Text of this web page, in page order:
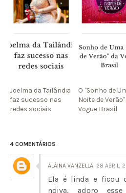
Joelma da Tailândia
faz sucesso nas
redes sociais
O "Sonho de
Noite de
Vogue Brasil
4 COMENTÁRIOS
ALÁINA VANZELLA 28 ABRIL,
Ela é linda e ficou
noiva, adoro